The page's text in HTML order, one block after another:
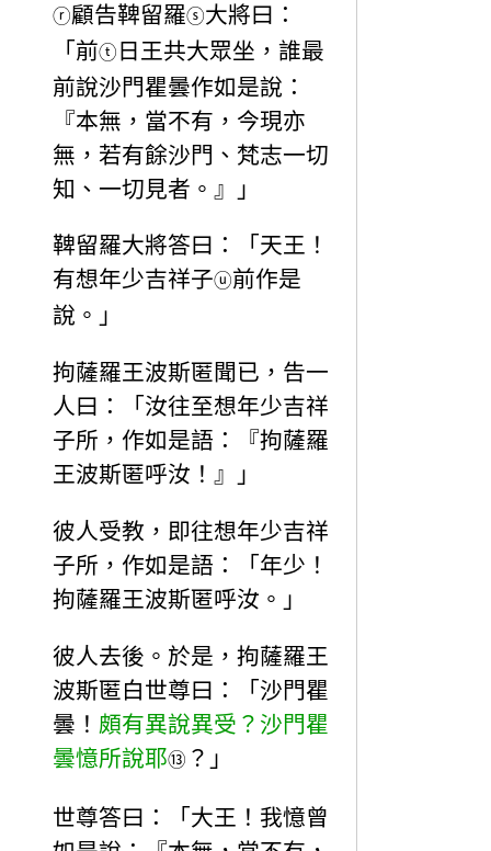
ⓡ顧告鞞留羅ⓢ大將曰：
「前ⓣ 日王共大眾坐，誰最
前說沙門瞿曇作如是說：
『本無，當不有，今現亦
無，若有餘沙門、梵志一切
知、一切見者。』」
鞞留羅大將答曰：「天王！
有想年少吉祥子ⓤ前作是
說。」
拘薩羅王波斯匿聞已，告一
人曰：「汝往至想年少吉祥
子所，作如是語：『拘薩羅
王波斯匿呼汝！』」
彼人受教，即往想年少吉祥
子所，作如是語：「年少！
拘薩羅王波斯匿呼汝。」
彼人去後。於是，拘薩羅王
波斯匿白世尊曰：「沙門瞿
曇！ 頗有異說異受？沙門瞿
曇憶所說耶⑬ ？」
世尊答曰：「大王！我憶曾